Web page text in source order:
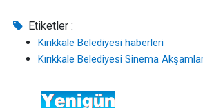
Etiketler :
Kırıkkale Belediyesi haberleri
Kırıkkale Belediyesi Sinema